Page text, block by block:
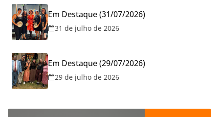
Em Destaque (31/07/2026)
31 de julho de 2026
Em Destaque (29/07/2026)
29 de julho de 2026